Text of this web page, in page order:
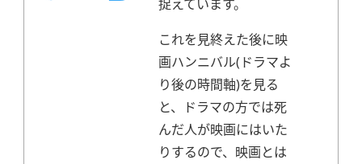
捉えています。
これを見終えた後に映
画ハンニバル(ドラマよ
り後の時間軸)を見る
と、ドラマの方では死
んだ人が映画にはいた
りするので、映画とは